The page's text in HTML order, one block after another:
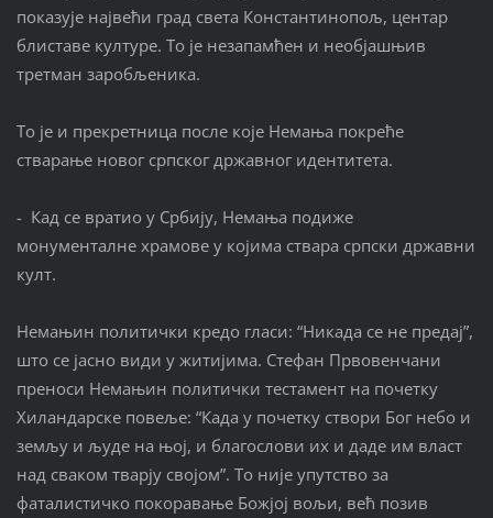
показује највећи град света Константинопољ, центар
блиставе културе. То је незапамћен и необјашњив
третман заробљеника.
То је и прекретница после које Немања покреће
стварање новог српског државног идентитета.
- Кад се вратио у Србију, Немања подиже
монументалне храмове у којима ствара српски државни
култ.
Немањин политички кредо гласи: “Никада се не предај”,
што се јасно види у житијима. Стефан Првовенчани
преноси Немањин политички тестамент на почетку
Хиландарске повеље: “Када у почетку створи Бог небо и
земљу и људе на њој, и благослови их и даде им власт
над сваком тварју својом”. То није упутство за
фаталистичко покоравање Божјој вољи, већ позив